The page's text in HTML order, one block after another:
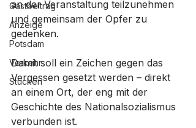
Gastbeitrag
Anzeige
Potsdam
Verkehr
Stücken
an der Veranstaltung teilzunehmen
und gemeinsam der Opfer zu
gedenken.
Damit soll ein Zeichen gegen das
Vergessen gesetzt werden – direkt
an einem Ort, der eng mit der
Geschichte des Nationalsozialismus
verbunden ist.